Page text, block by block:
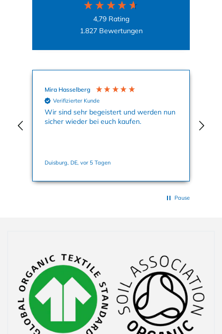
4,79 Rating
1.827 Bewertungen
Mira Hasselberg
Verifizierter Kunde
Wir sind sehr begeistert und werden nun
sicher wieder bei euch kaufen.
Duisburg, DE, vor 5 Tagen
Pause